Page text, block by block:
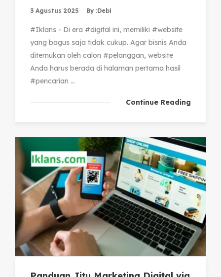
3 Agustus 2025 By :Debi
#Iklans - Di era #digital ini, memiliki #website
yang bagus saja tidak cukup. Agar bisnis Anda
ditemukan oleh calon #pelanggan, website
Anda harus berada di halaman pertama hasil
#pencarian ...
Continue Reading